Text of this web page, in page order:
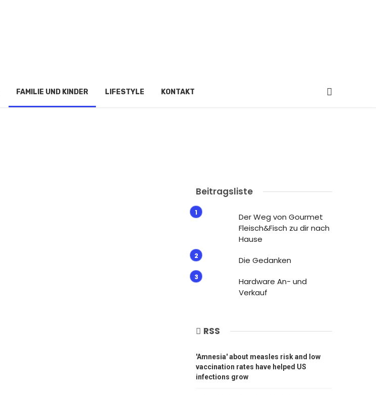
FAMILIE UND KINDER LIFESTYLE KONTAKT
Beitragsliste
Der Weg von Gourmet
Fleisch&Fisch zu dir nach
Hause
Die Gedanken
Hardware An- und
Verkauf
RSS
'Amnesia' about measles risk and low
vaccination rates have helped US
infections grow